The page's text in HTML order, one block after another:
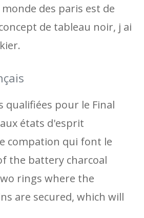
des paris est de
de tableau noir, j ai
qualifiées pour le Final
états d'esprit
compation qui font le
the battery charcoal
rings where the
are secured, which will